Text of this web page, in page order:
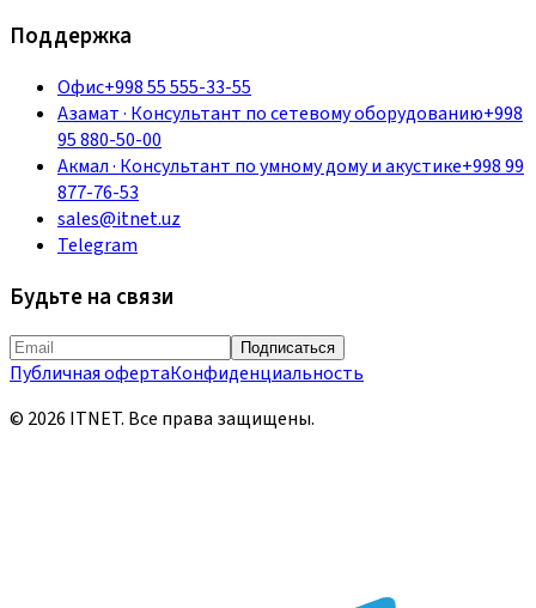
Поддержка
Офис+998 55 555-33-55
Азамат· Консультант по сетевому оборудованию+998
95 880-50-00
Акмал· Консультант по умному дому и акустике+998 99
877-76-53
sales@itnet.uz
Telegram
Будьте на связи
Подписаться
Публичная офертаКонфиденциальность
© 2026 ITNET. Все права защищены.